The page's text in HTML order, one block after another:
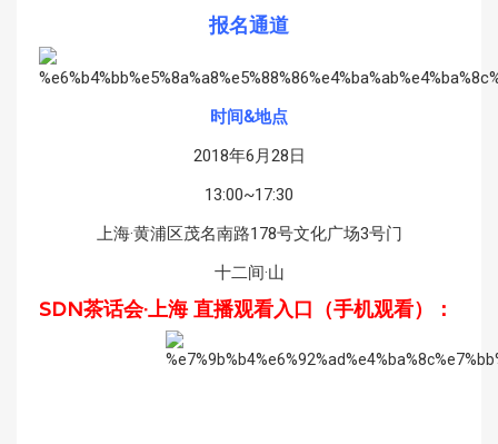
报名通道
时间&地点
2018年6月28日
13:00~17:30
上海·黄浦区茂名南路178号文化广场3号门
十二间·山
SDN茶话会·上海 直播观看入口（手机观看）：